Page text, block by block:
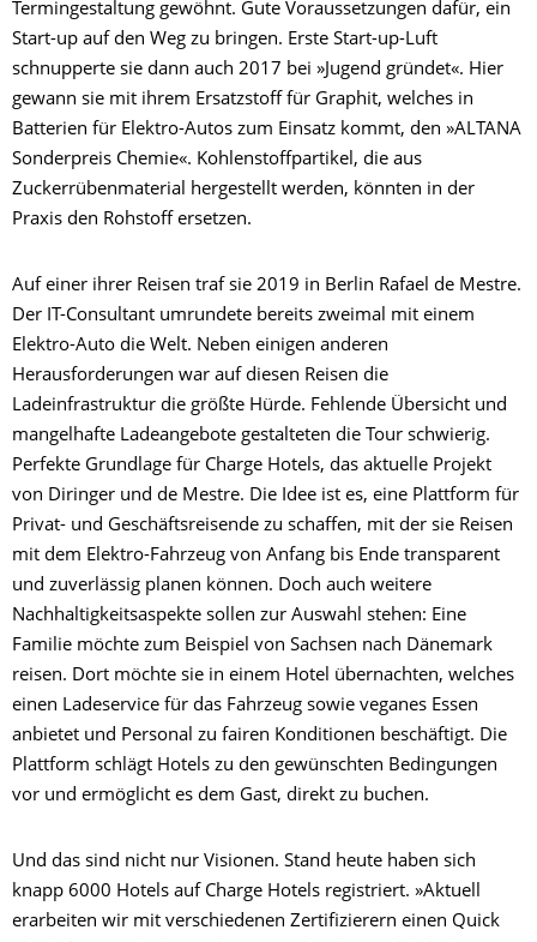
Termingestaltung gewöhnt. Gute Voraussetzungen dafür, ein
Start-up auf den Weg zu bringen. Erste Start-up-Luft
schnupperte sie dann auch 2017 bei »Jugend gründet«. Hier
gewann sie mit ihrem Ersatzstoff für Graphit, welches in
Batterien für Elektro-Autos zum Einsatz kommt, den »ALTANA
Sonderpreis Chemie«. Kohlenstoffpartikel, die aus
Zuckerrübenmaterial hergestellt werden, könnten in der
Praxis den Rohstoff ersetzen.
Auf einer ihrer Reisen traf sie 2019 in Berlin Rafael de Mestre.
Der IT-Consultant umrundete bereits zweimal mit einem
Elektro-Auto die Welt. Neben einigen anderen
Herausforderungen war auf diesen Reisen die
Ladeinfrastruktur die größte Hürde. Fehlende Übersicht und
mangelhafte Ladeangebote gestalteten die Tour schwierig.
Perfekte Grundlage für Charge Hotels, das aktuelle Projekt
von Diringer und de Mestre. Die Idee ist es, eine Plattform für
Privat- und Geschäftsreisende zu schaffen, mit der sie Reisen
mit dem Elektro-Fahrzeug von Anfang bis Ende transparent
und zuverlässig planen können. Doch auch weitere
Nachhaltigkeitsaspekte sollen zur Auswahl stehen: Eine
Familie möchte zum Beispiel von Sachsen nach Dänemark
reisen. Dort möchte sie in einem Hotel übernachten, welches
einen Ladeservice für das Fahrzeug sowie veganes Essen
anbietet und Personal zu fairen Konditionen beschäftigt. Die
Plattform schlägt Hotels zu den gewünschten Bedingungen
vor und ermöglicht es dem Gast, direkt zu buchen.
Und das sind nicht nur Visionen. Stand heute haben sich
knapp 6000 Hotels auf Charge Hotels registriert. »Aktuell
erarbeiten wir mit verschiedenen Zertifizierern einen Quick